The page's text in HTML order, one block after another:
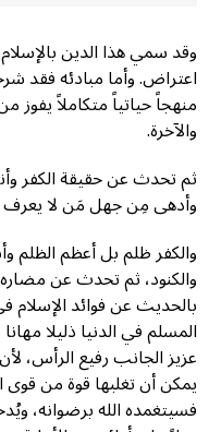
وقد سمي هذا الدين بالإسلام
اعتراض. وأما مبادئه فقد
منهجاً حياتياً متكاملاً يفوز
والآخرة.
ثم تحدث عن حقيقة الكفر
وأدهى مِن جهل مَن لا يعرف
والكفر ظلم بل أعظم الظلم
والكنود، ثم تحدث عن
بالحديث عن فوائد
المسلم في الدنيا ذليلا
عزيز الجانب رفيع الرأس،
يمكن أن تغلبها قوة من قوى
فسيتغمده الله برضوانه،